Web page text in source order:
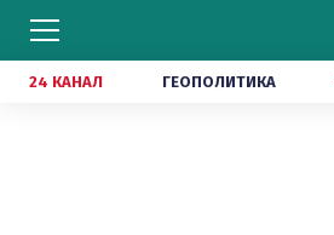
24 КАНАЛ ГЕОПОЛИТИКА